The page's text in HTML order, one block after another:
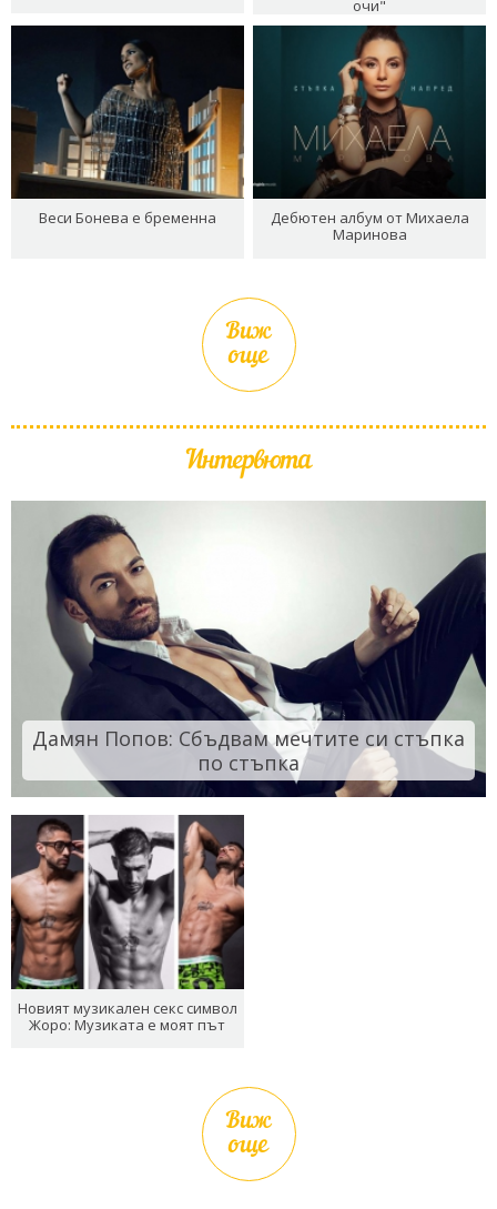
очи"
Веси Бонева е бременна
Дебютен албум от Михаела
Маринова
Виж
още
Интервюта
Дамян Попов: Сбъдвам мечтите си стъпка
по стъпка
Новият музикален секс символ
Жоро: Музиката е моят път
Виж
още